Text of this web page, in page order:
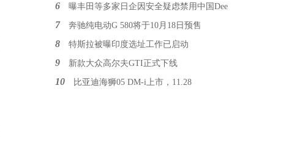
6 曝丰田等多家日企因安全疑虑禁用中国Dee
7 奔驰纯电动G 580将于10月18日预售
8 特斯拉被曝印度选址工作已启动
9 新款大众高尔夫GTI正式下线
10 比亚迪海狮05 DM-i上市，11.28